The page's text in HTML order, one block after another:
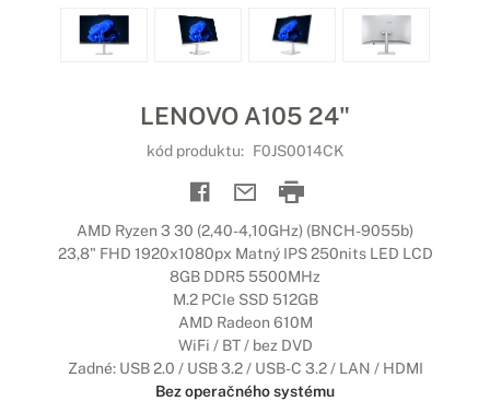
LENOVO A105 24"
kód produktu: F0JS0014CK
AMD Ryzen 3 30 (2,40-4,10GHz) (BNCH-9055b)
23,8" FHD 1920x1080px Matný IPS 250nits LED LCD
8GB DDR5 5500MHz
M.2 PCIe SSD 512GB
AMD Radeon 610M
WiFi / BT / bez DVD
Zadné: USB 2.0 / USB 3.2 / USB-C 3.2 / LAN / HDMI
Bez operačného systému